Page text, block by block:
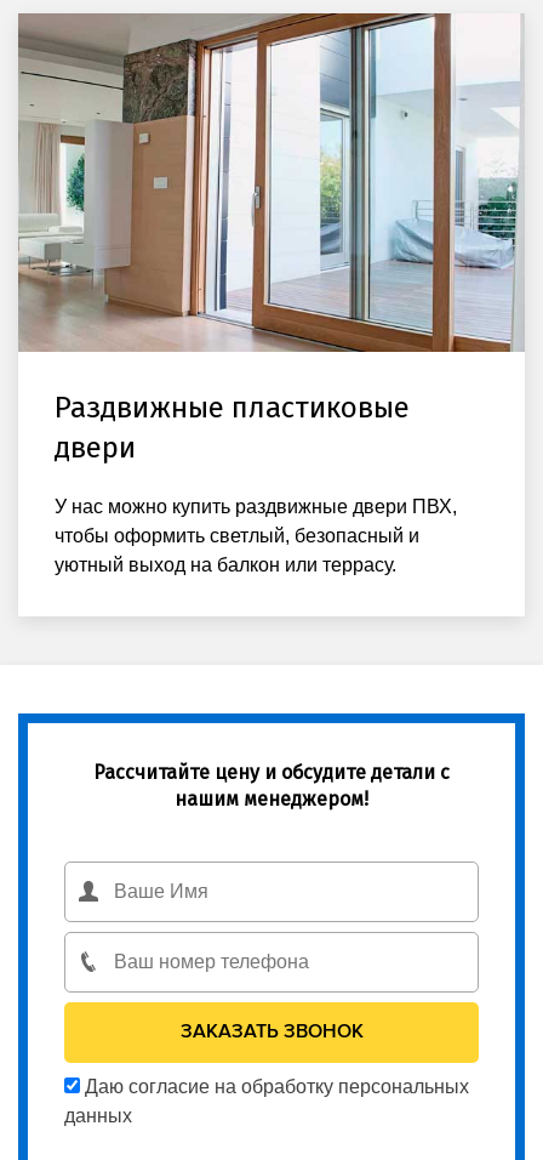
Раздвижные пластиковые
двери
У нас можно купить раздвижные двери ПВХ,
чтобы оформить светлый, безопасный и
уютный выход на балкон или террасу.
Рассчитайте цену и обсудите детали с
нашим менеджером!
Даю согласие на обработку персональных
данных